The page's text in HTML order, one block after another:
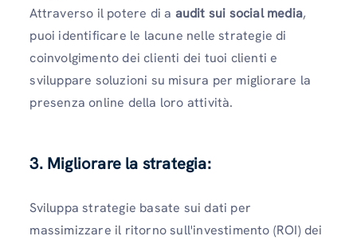
Attraverso il potere di a audit sui social media,
puoi identificare le lacune nelle strategie di
coinvolgimento dei clienti dei tuoi clienti e
sviluppare soluzioni su misura per migliorare la
presenza online della loro attività.
3. Migliorare la strategia:
Sviluppa strategie basate sui dati per
massimizzare il ritorno sull'investimento (ROI) dei